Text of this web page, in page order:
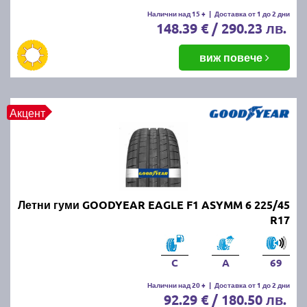
Летните гуми се считат за износени, когато
дълбочината на протектора падне под 1.6 мм.
Въпреки това, за по-добро сцепление и
безопасност се препоръчва смяната им при
дълбочина под 3 мм.
ПРОЧЕТИ ОЩЕ:Има ли закон за зимни гуми в
България?
Можем ли да шофираме със
зимни гуми през лятото?
Въпреки че е законно, не се препоръчва, защото
зимните гуми са направени от по-мека смес, която
се износва по-бързо при високи температури.
Освен това, те имат по-дълъг спирачен път и по-
слабо сцепление на суха и мокра настилка през
Налични над 15 + | Доставка от 1 до 2 дни
148.39 € / 290.23 лв.
виж повече
Акцент
Летни гуми GOODYEAR EAGLE F1 ASYMM 6 225/45
R17
C A 69
Налични над 20 + | Доставка от 1 до 2 дни
92.29 € / 180.50 лв.